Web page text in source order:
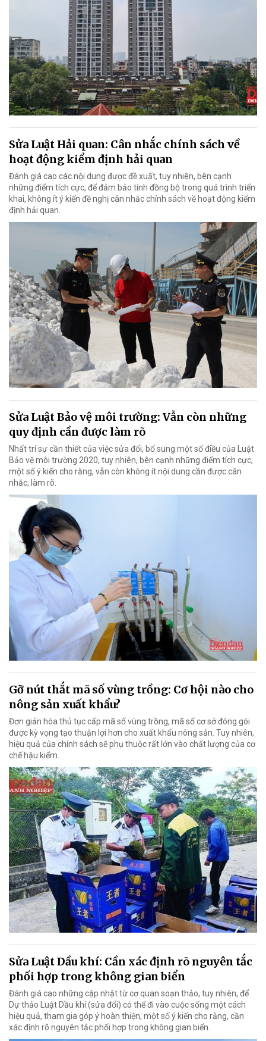
Sửa Luật Hải quan: Cân nhắc chính sách về
hoạt động kiểm định hải quan
Đánh giá cao các nội dung được đề xuất, tuy nhiên, bên cạnh
những điểm tích cực, để đảm bảo tính đồng bộ trong quá trình triển
khai, không ít ý kiến đề nghị cân nhắc chính sách về hoạt động kiểm
định hải quan.
Sửa Luật Bảo vệ môi trường: Vẫn còn những
quy định cần được làm rõ
Nhất trí sự cần thiết của việc sửa đổi, bổ sung một số điều của Luật
Bảo vệ môi trường 2020, tuy nhiên, bên cạnh những điểm tích cực,
một số ý kiến cho rằng, vẫn còn không ít nội dung cần được cân
nhắc, làm rõ.
Gỡ nút thắt mã số vùng trồng: Cơ hội nào cho
nông sản xuất khẩu?
Đơn giản hóa thủ tục cấp mã số vùng trồng, mã số cơ sở đóng gói
được kỳ vọng tạo thuận lợi hơn cho xuất khẩu nông sản. Tuy nhiên,
hiệu quả của chính sách sẽ phụ thuộc rất lớn vào chất lượng của cơ
chế hậu kiểm.
Sửa Luật Dầu khí: Cần xác định rõ nguyên tắc
phối hợp trong không gian biển
Đánh giá cao những cập nhật từ cơ quan soạn thảo, tuy nhiên, để
Dự thảo Luật Dầu khí (sửa đổi) có thể đi vào cuộc sống một cách
hiệu quả, tham gia góp ý hoàn thiện, một số ý kiến cho rằng, cần
xác định rõ nguyên tắc phối hợp trong không gian biển.